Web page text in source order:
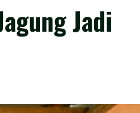
Jadi